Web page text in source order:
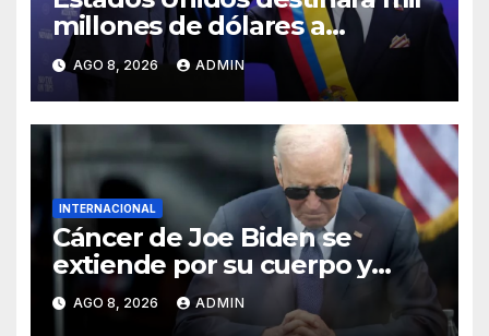
millones de dólares a
Colombia para reforzar
seguridad
AGO 8, 2026 ADMIN
INTERNACIONAL
Cáncer de Joe Biden se
extiende por su cuerpo y
causa metástasis en sus
huesos, revela su hijo
AGO 8, 2026 ADMIN